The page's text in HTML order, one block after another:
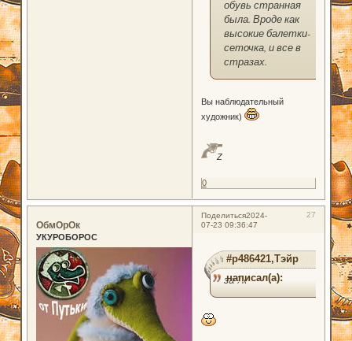
обувь странная
была. Вроде как
высокие балетки-
сеточка, и все в
стразах.
Вы наблюдательный
художник)
Z
0
Поделиться 27
2024-
07-23 09:36:47
ОбмОрОк
УКУРОБОРОС
#p486421,Тэйр
написал(а):
за 7к